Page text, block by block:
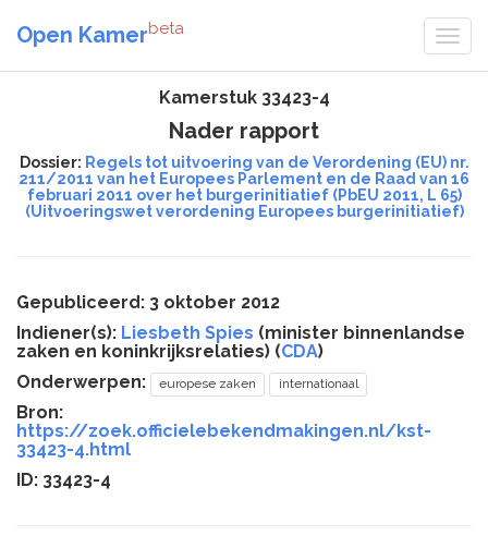
Open Kamerbeta
Kamerstuk 33423-4
Nader rapport
Dossier: Regels tot uitvoering van de Verordening (EU) nr.
211/2011 van het Europees Parlement en de Raad van 16
februari 2011 over het burgerinitiatief (PbEU 2011, L 65)
(Uitvoeringswet verordening Europees burgerinitiatief)
Gepubliceerd: 3 oktober 2012
Indiener(s): Liesbeth Spies (minister binnenlandse
zaken en koninkrijksrelaties) (CDA)
Onderwerpen:
europese zaken internationaal
Bron:
https://zoek.officielebekendmakingen.nl/kst-
33423-4.html
ID: 33423-4